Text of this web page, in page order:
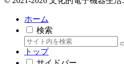
ホーム
検索
トップ